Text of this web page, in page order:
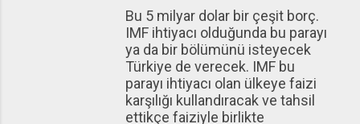
Bu 5 milyar dolar bir çeşit borç.
IMF ihtiyacı olduğunda bu parayı
ya da bir bölümünü isteyecek
Türkiye de verecek. IMF bu
parayı ihtiyacı olan ülkeye faizi
karşılığı kullandıracak ve tahsil
ettikçe faiziyle birlikte